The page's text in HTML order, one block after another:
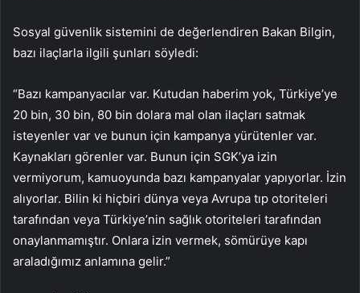
Sosyal güvenlik sistemini de değerlendiren Bakan Bilgin,
bazı ilaçlarla ilgili şunları söyledi:
“Bazı kampanyacılar var. Kutudan haberim yok, Türkiye’ye
20 bin, 30 bin, 80 bin dolara mal olan ilaçları satmak
isteyenler var ve bunun için kampanya yürütenler var.
Kaynakları görenler var. Bunun için SGK’ya izin
vermiyorum, kamuoyunda bazı kampanyalar yapıyorlar. İzin
alıyorlar. Bilin ki hiçbiri dünya veya Avrupa tıp otoriteleri
tarafından veya Türkiye’nin sağlık otoriteleri tarafından
onaylanmamıştır. Onlara izin vermek, sömürüye kapı
araladığımız anlamına gelir.”